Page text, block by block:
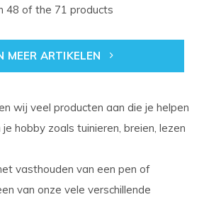
48 of the 71 products
MEER ARTIKELEN
wij veel producten aan die je helpen
hobby zoals tuinieren, breien, lezen
vasthouden van een pen of
van onze vele verschillende